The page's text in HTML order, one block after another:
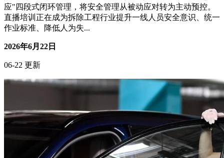
直播带货没流量？这套培训方法亲测有效
搞钱副业